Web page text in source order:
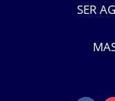
SER